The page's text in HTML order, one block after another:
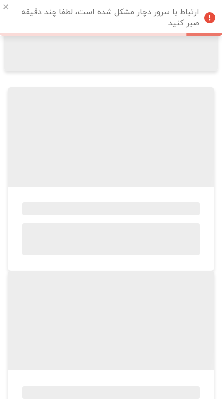
ارتباط با سرور دچار مشکل شده است، لطفا چند دقیقه
صبر کنید